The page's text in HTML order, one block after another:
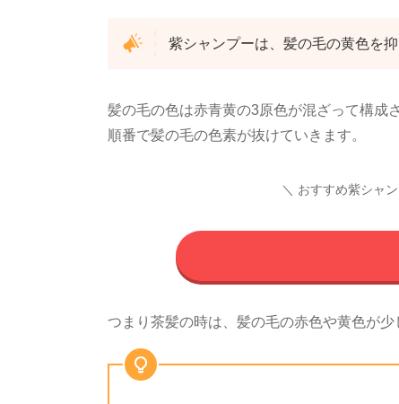
紫シャンプーは、髪の毛の黄色を
髪の毛の色は赤青黄の3原色が混ざって構
順番で髪の毛の色素が抜けていきます。
＼ おすすめ紫シャ
つまり茶髪の時は、髪の毛の赤色や黄色が少